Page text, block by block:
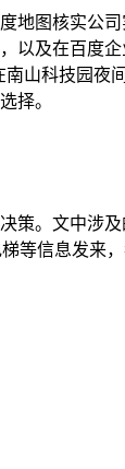
地图核实公
以及在百度
山科技园夜
择。
策。文中涉
等信息发来